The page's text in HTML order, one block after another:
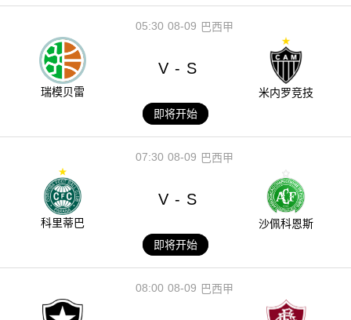
08-09
05:30 巴西甲
瑞模贝雷
V - S
米内罗竞技
即将开始
08-09
07:30 巴西甲
科里蒂巴
V - S
沙佩科恩斯
即将开始
08-09
08:00 巴西甲